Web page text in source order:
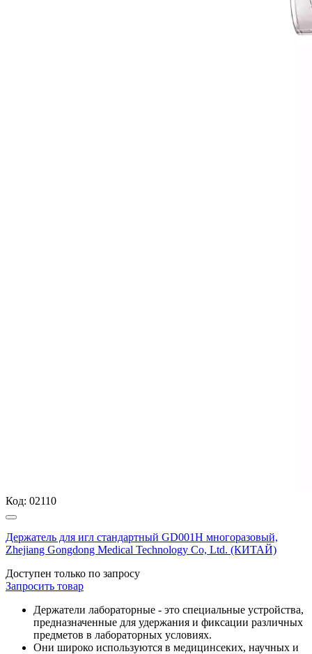
Код: 02110
Держатель для игл стандартный GD001H многоразовый,
Zhejiang Gongdong Medical Technology Co, Ltd. (КИТАЙ)
Доступен только по запросу
Запросить товар
Держатели лабораторные - это специальные устройства,
предназначенные для удержания и фиксации различных
предметов в лабораторных условиях.
Они широко используются в медицинсеких, научных и